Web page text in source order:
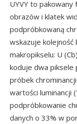
UYVY to
obrazów i klatek
podpróbkowaną
wskazuje
makropikselu: U
koduje dwa piksele
próbek
wartości luminancji
podpróbkowanie
danych o 33% w